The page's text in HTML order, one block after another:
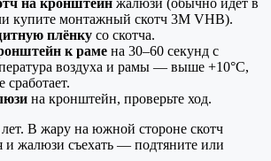
купите монтажный скотч 3М VHB).
плёнку со скотча.
к раме на 30–60 секунд с
воздуха и рамы — выше +10°C,
сработает.
на кронштейн, проверьте ход.
В жару на южной стороне скотч
и жалюзи съехать — подтяните или